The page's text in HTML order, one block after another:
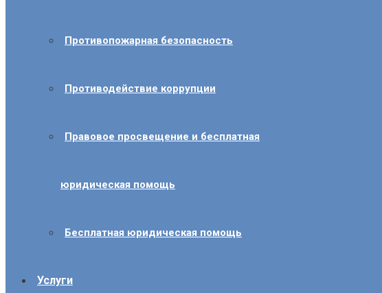
Противопожарная безопасность
Противодействие коррупции
Правовое просвещение и бесплатная
юридическая помощь
Бесплатная юридическая помощь
Услуги